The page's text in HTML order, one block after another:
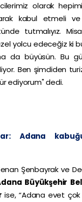
olarak hepimiz
kabul etmeli
tutmalıyız.
yolcu edeceğiz ki
da büyüsün. Bu
Ben şimdiden
ediyorum" dedi.
Adana
Şenbayrak ve
Büyükşehir
ise, “Adana evet